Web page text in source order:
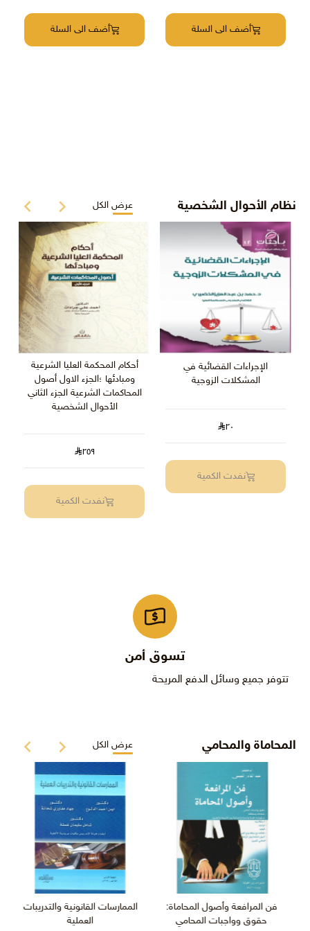
أضف الى السلة نفدت الكمية
نظام الأحوال الشخصية عرض الكل
الإجراءات القضائية في
المشكلات الزوجية
٢٠
نفدت الكمية
أحكام المحكمة العليا الشرعية
ومبادئها ؛الجزء الاول أصول
المحاكمات الشرعية الجزء الثاني
الأحوال الشخصية
٢٥٩
نفدت الكمية
تسوق أمن
تتوفر جميع وسائل الدفع المريحة
المحاماة والمحامي عرض الكل
فن المرافعة وأصول المحاماة:
حقوق وواجبات المحامي
الممارسات القانونية والتدريبات
العملية